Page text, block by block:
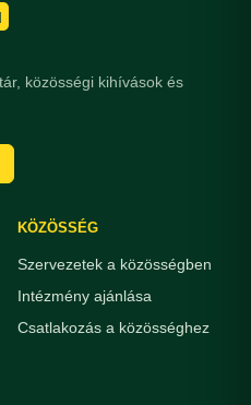
közösségi kihívások és
KÖZÖSSÉG
Szervezetek a közösségben
Intézmény ajánlása
Csatlakozás a közösséghez